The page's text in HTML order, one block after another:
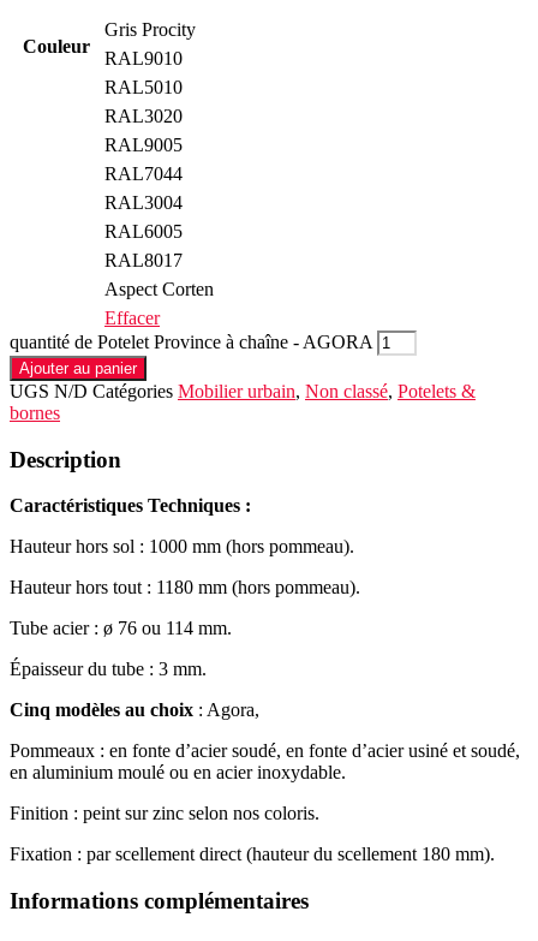
Couleur
Gris Procity
RAL9010
RAL5010
RAL3020
RAL9005
RAL7044
RAL3004
RAL6005
RAL8017
Aspect Corten
Effacer
quantité de Potelet Province à chaîne - AGORA
Ajouter au panier
UGS N/D Catégories Mobilier urbain, Non classé, Potelets &
bornes
Description
Caractéristiques Techniques :
Hauteur hors sol : 1000 mm (hors pommeau).
Hauteur hors tout : 1180 mm (hors pommeau).
Tube acier : ø 76 ou 114 mm.
Épaisseur du tube : 3 mm.
Cinq modèles au choix : Agora,
Pommeaux : en fonte d’acier soudé, en fonte d’acier usiné et soudé,
en aluminium moulé ou en acier inoxydable.
Finition : peint sur zinc selon nos coloris.
Fixation : par scellement direct (hauteur du scellement 180 mm).
Informations complémentaires